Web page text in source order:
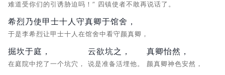
难道受你们的引诱胁迫吗！” 四镇使者不敢再说话了。
希烈乃使甲士十人守真卿于馆舍，
于是李希烈让甲士十人在馆舍中看守颜真卿，
掘坎于庭，
在庭院中挖了一个坑穴，
云欲坑之，
说是准备活埋他。
真卿怡然，
颜真卿神色安然，